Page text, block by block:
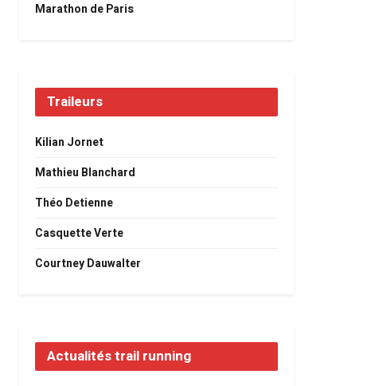
Marathon de Paris
Traileurs
Kilian Jornet
Mathieu Blanchard
Théo Detienne
Casquette Verte
Courtney Dauwalter
Actualités trail running